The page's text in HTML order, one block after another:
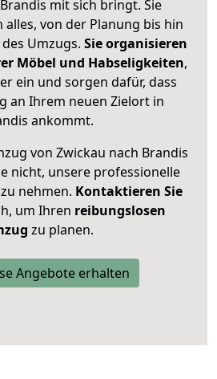
mit sich bringt. Sie
von der Planung bis hin
Umzugs. Sie organisieren
Möbel und Habseligkeiten,
ein und sorgen dafür, dass
an Ihrem neuen Zielort in
ankommt.
von Zwickau nach Brandis
nicht, unsere professionelle
nehmen. Kontaktieren Sie
um Ihren reibungslosen
zu planen.
Angebote erhalten